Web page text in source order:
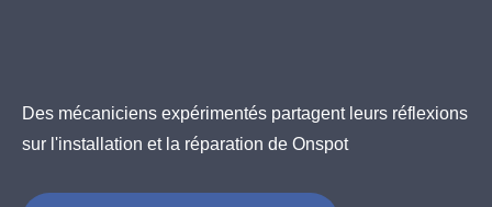
Des mécaniciens expérimentés partagent leurs réflexions
sur l'installation et la réparation de Onspot